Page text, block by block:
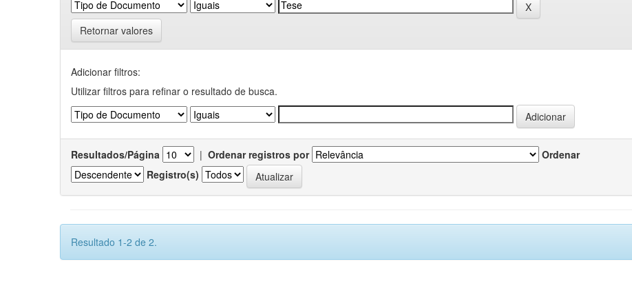
Retornar valores
Adicionar filtros:
Utilizar filtros para refinar o resultado de busca.
Resultados/Página | Ordenar registros por
Ordenar
Registro(s)
Resultado 1-2 de 2.